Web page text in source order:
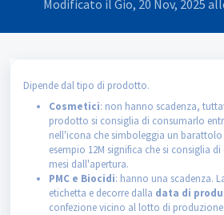
Modificato il Gio, 20 Nov, 2025
Dipende dal tipo di prodotto.
Cosmetici: non hanno scadenza,
prodotto si consiglia di consumarlo
nell'icona che simboleggia un barattolo
esempio 12M significa che si consiglia
mesi dall'apertura.
PMC e Biocidi: hanno una scadenza.
etichetta e decorre dalla data di
confezione vicino al lotto di produzione.